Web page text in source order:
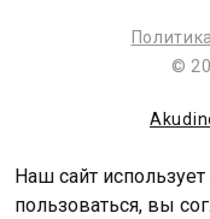
©
Наш сайт
пользоваться, вы